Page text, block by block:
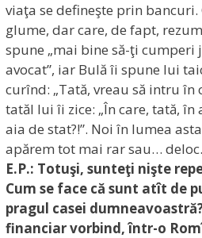
viaţa se defineşte prin bancuri.
glume, dar care, de fapt,
spune „mai bine să-ţi cumperi
avocat”, iar Bulă îi spune lui
curînd: „Tată, vreau să intru în
tatăl lui îi zice: „În care, tată,
aia de stat?!”. Noi în lumea
apărem tot mai rar sau… deloc.
E.P.: Totuşi, sunteţi nişte
Cum se face că sunt atît de
pragul casei
financiar vorbind, într-o